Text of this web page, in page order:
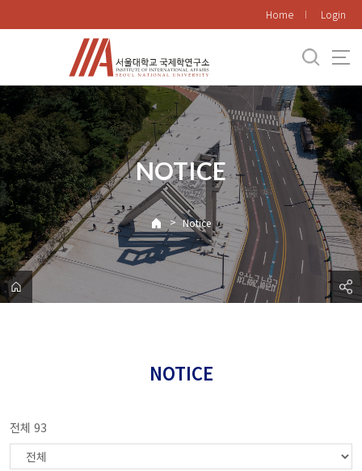
로
메
뉴
Home Login
NOTICE
> Notice
NOTICE
전체 93